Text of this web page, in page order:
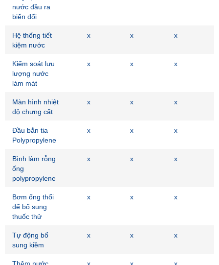
nước đầu ra
biến đổi
Hệ thống tiết
kiệm nước
x x x
Kiểm soát lưu
lượng nước
làm mát
x x x
Màn hình nhiệt
độ chưng cất
x x x
Đầu bắn tia
Polypropylene
x x x
Bình làm rỗng
ống
polypropylene
x x x
Bơm ống thổi
để bổ sung
thuốc thử
x x x
Tự động bổ
sung kiềm
x x x